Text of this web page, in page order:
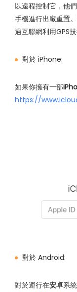
以遠程控制它，他
手機進行出廠重置
過互聯網利用GPS
對於 iPhone:
如果你擁有一部
https://
對於 Android:
對於運行在安卓系